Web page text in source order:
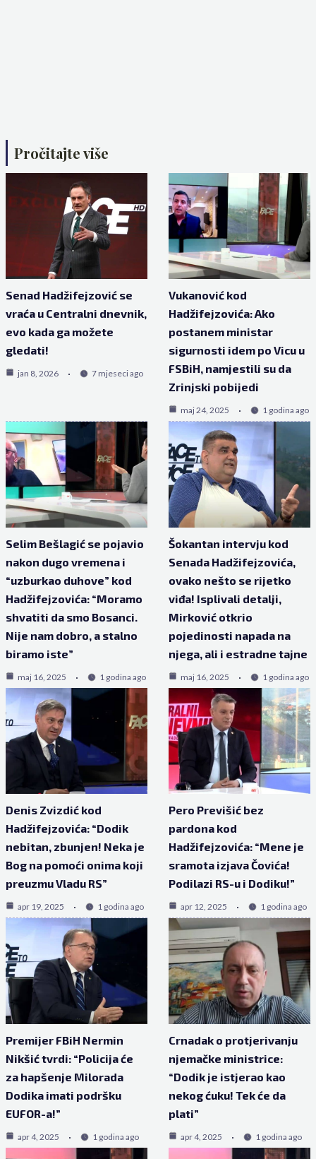
Pročitajte više
Senad Hadžifejzović se
vraća u Centralni dnevnik,
evo kada ga možete
gledati!
jan 8, 2026 7 mjeseci ago
Vukanović kod
Hadžifejzovića: Ako
postanem ministar
sigurnosti idem po Vicu u
FSBiH, namjestili su da
Zrinjski pobijedi
maj 24, 2025 1 godina ago
Selim Bešlagić se pojavio
nakon dugo vremena i
“uzburkao duhove” kod
Hadžifejzovića: “Moramo
shvatiti da smo Bosanci.
Nije nam dobro, a stalno
biramo iste”
maj 16, 2025 1 godina ago
Šokantan intervju kod
Senada Hadžifejzovića,
ovako nešto se rijetko
viđa! Isplivali detalji,
Mirković otkrio
pojedinosti napada na
njega, ali i estradne tajne
maj 16, 2025 1 godina ago
Denis Zvizdić kod
Hadžifejzovića: “Dodik
nebitan, zbunjen! Neka je
Bog na pomoći onima koji
preuzmu Vladu RS”
apr 19, 2025 1 godina ago
Pero Previšić bez
pardona kod
Hadžifejzovića: “Mene je
sramota izjava Čovića!
Podilazi RS-u i Dodiku!”
apr 12, 2025 1 godina ago
Premijer FBiH Nermin
Nikšić tvrdi: “Policija će
za hapšenje Milorada
Dodika imati podršku
EUFOR-a!”
apr 4, 2025 1 godina ago
Crnadak o protjerivanju
njemačke ministrice:
“Dodik je istjerao kao
nekog ćuku! Tek će da
plati”
apr 4, 2025 1 godina ago